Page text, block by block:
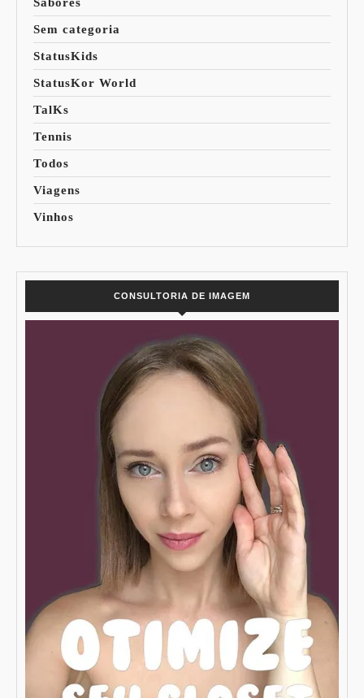
Sem categoria
StatusKids
StatusKor World
TalKs
Tennis
Todos
Viagens
Vinhos
CONSULTORIA DE IMAGEM